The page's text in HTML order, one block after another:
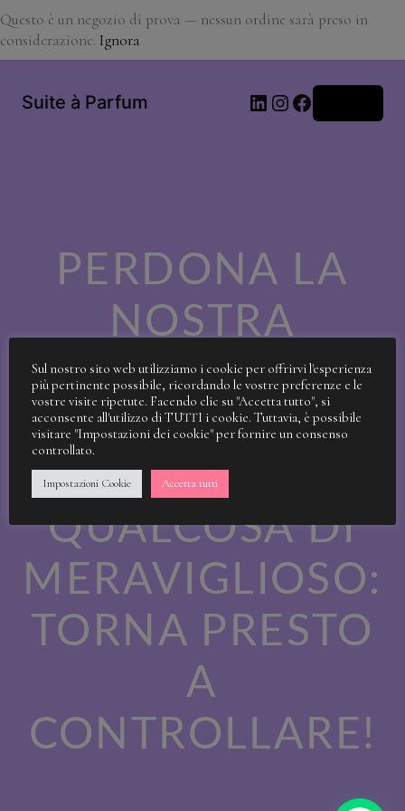
Questo è un negozio di prova — nessun ordine sarà preso in
considerazione. Ignora
Suite à Parfum LinkedIn
Instagram
Facebook
PERDONA LA
NOSTRA
SPORCIZIA!
STIAMO
LAVORANDO A
QUALCOSA DI
MERAVIGLIOSO:
TORNA PRESTO
A
CONTROLLARE!
Sul nostro sito web utilizziamo i cookie per offrirvi l'esperienza
più pertinente possibile, ricordando le vostre preferenze e le
vostre visite ripetute. Facendo clic su "Accetta tutto", si
acconsente all'utilizzo di TUTTI i cookie. Tuttavia, è possibile
visitare "Impostazioni dei cookie" per fornire un consenso
controllato.
Impostazioni Cookie Accetta tutti